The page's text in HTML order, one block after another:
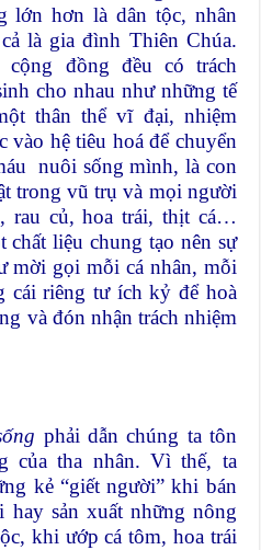
lớn hơn là dân tộc, nhân
là gia đình Thiên Chúa.
đồng đều có trách
cho nhau như những tế
thân thể vĩ đại, nhiệm
hệ tiêu hoá để chuyển
nuôi sống mình, là con
trong vũ trụ và mọi người
rau củ, hoa trái, thịt cá…
chất liệu chung tạo nên sự
mời gọi mỗi cá nhân, mỗi
cái riêng tư ích kỷ để hoà
và đón nhận trách nhiệm
phải dẫn chúng ta tôn
của tha nhân. Vì thế, ta
kẻ “giết người” khi bán
hay sản xuất những nông
khi ướp cá tôm, hoa trái